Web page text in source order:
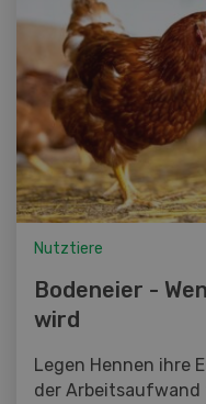
Nutztiere
Bodeneier -
wird
Legen Hennen ihre
der